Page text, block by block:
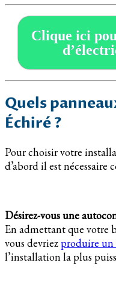
Clique ici
Quels
Échiré ?
Pour choisir votre
d’abord il est
Désirez-vous une
En admettant que votre
vous devriezproduire
l’installation la plus